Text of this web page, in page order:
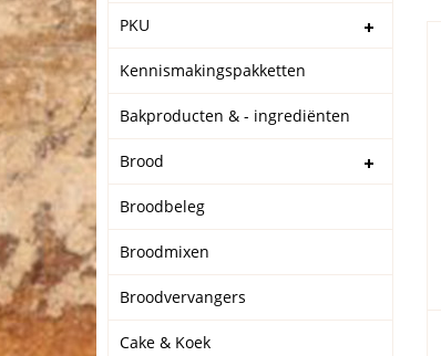
PKU
Kennismakingspakketten
Bakproducten & - ingrediënten
Brood
Broodbeleg
Broodmixen
Broodvervangers
Cake & Koek